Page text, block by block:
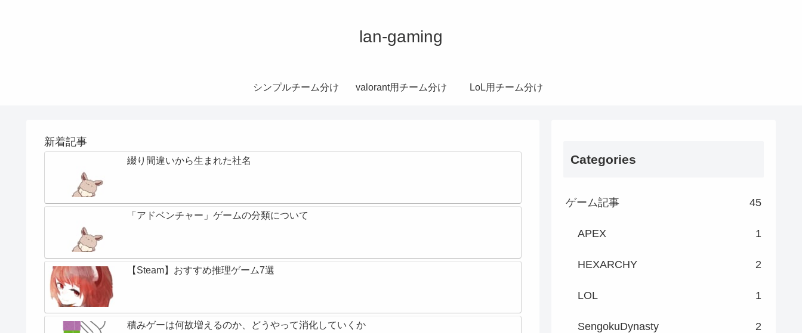
lan-gaming
シンプルチーム分け valorant用チーム分け LoL用チーム分け
新着記事
綴り間違いから生まれた社名
「アドベンチャー」ゲームの分類について
【Steam】おすすめ推理ゲーム7選
積みゲーは何故増えるのか、どうやって消化していくか
Categories
ゲーム記事 45
APEX 1
HEXARCHY 2
LOL 1
SengokuDynasty 2